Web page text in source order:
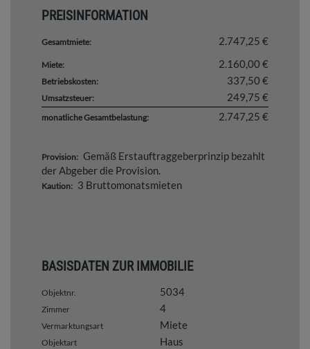
PREISINFORMATION
Gesamtmiete: 2.747,25 €
Miete: 2.160,00 €
Betriebskosten: 337,50 €
Umsatzsteuer: 249,75 €
monatliche Gesamtbelastung: 2.747,25 €
Provision: Gemäß Erstauftraggeberprinzip bezahlt
der Abgeber die Provision.
Kaution: 3 Bruttomonatsmieten
BASISDATEN ZUR IMMOBILIE
Objektnr. 5034
Zimmer 4
Vermarktungsart Miete
Objektart Haus